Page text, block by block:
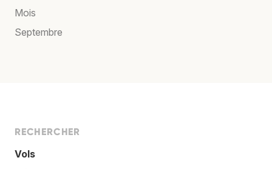
Mois
Septembre
RECHERCHER
Vols